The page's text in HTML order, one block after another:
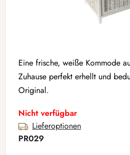
Eine frische, weiße Kommode
Zuhause perfekt erhellt und
Original.
Nicht verfügbar
Lieferoptionen
PR029